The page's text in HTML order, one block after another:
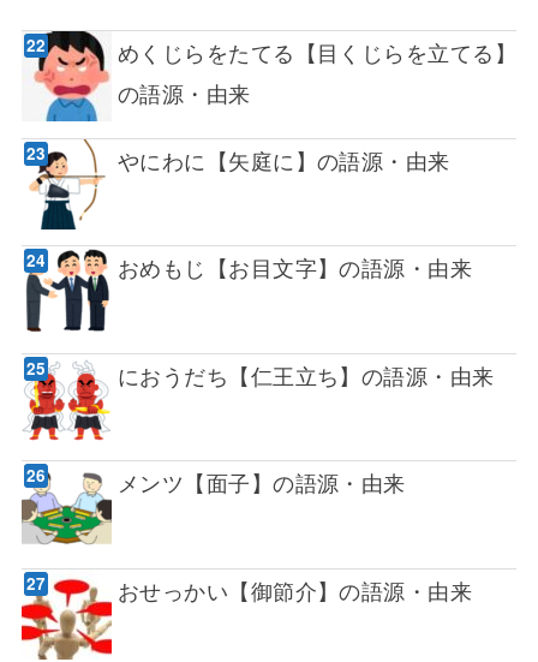
めくじらをたてる【目くじらを立てる】
の語源・由来
やにわに【矢庭に】の語源・由来
おめもじ【お目文字】の語源・由来
におうだち【仁王立ち】の語源・由来
メンツ【面子】の語源・由来
おせっかい【御節介】の語源・由来